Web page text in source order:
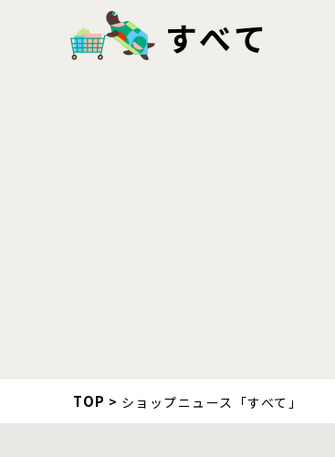
すべて
TOP ショップニュース「すべて」